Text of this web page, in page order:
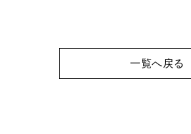
一覧へ戻る